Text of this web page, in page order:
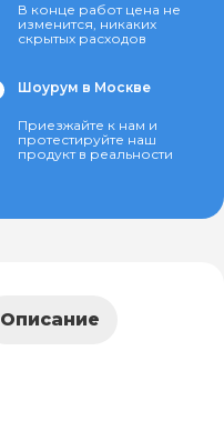
В конце работ цена не
изменится, никаких
скрытых расходов
Шоурум в Москве
Приезжайте к нам и
протестируйте наш
продукт в реальности
Описание